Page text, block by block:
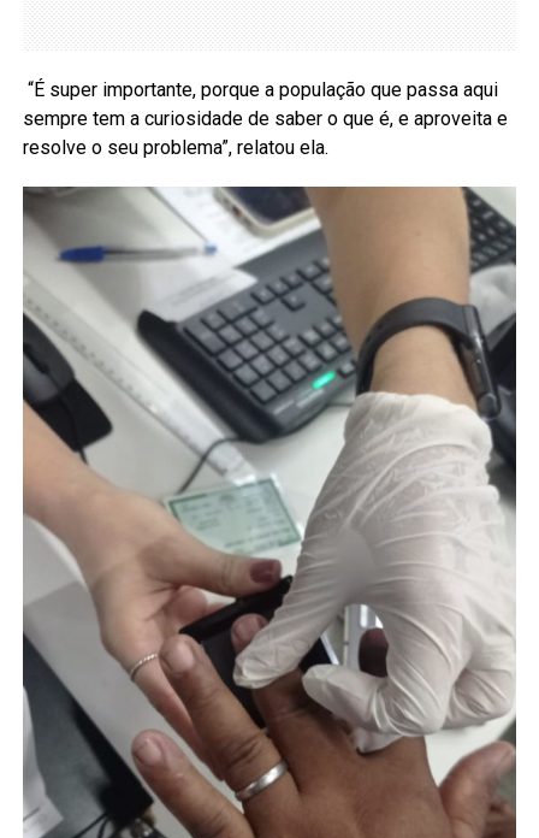
“É super importante, porque a população que passa aqui
sempre tem a curiosidade de saber o que é, e aproveita e
resolve o seu problema”, relatou ela.